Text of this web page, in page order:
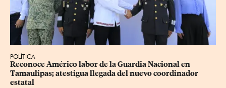
POLÍTICA
Reconoce Américo labor de la Guardia Nacional en
Tamaulipas; atestigua llegada del nuevo coordinador
estatal